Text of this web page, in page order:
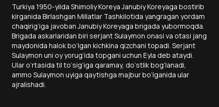
Turkiya 1950-yilda Shimoliy Koreya Janubiy Koreyaga bostirib
kirganida Birlashgan Millatlar Tashkilotida yangragan yordam
chaqirig‘iga javoban Janubiy Koreyaga brigada yubormoqda.
Brigada askarlaridan biri serjant Sulaymon onasi va otasi jang
maydonida halok bo‘lgan kichkina qizchani topadi. Serjant
Sulaymon uni oy yorug‘ida topgani uchun Eyla deb ataydi.
Ular o‘rtasida til to‘sig‘iga qaramay, do‘stlik bog‘lanadi,
ammo Sulaymon uyiga qaytishga majbur bo‘lganida ular
ajralishadi.